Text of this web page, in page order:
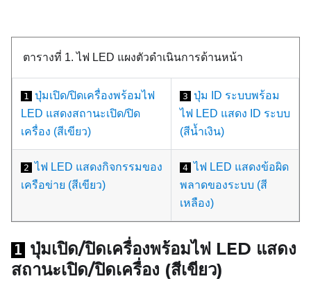
ตารางที่ 1.ไฟ LED แผงตัวดำเนินการด้านหน้า
1 ปุ่มเปิด/ปิดเครื่องพร้อมไฟ
LED แสดงสถานะเปิด/ปิด
เครื่อง (สีเขียว)
3 ปุ่ม ID ระบบพร้อม
ไฟ LED แสดง ID ระบบ
(สีน้ำเงิน)
2 ไฟ LED แสดงกิจกรรมของ
เครือข่าย (สีเขียว)
4 ไฟ LED แสดงข้อผิด
พลาดของระบบ (สี
เหลือง)
1 ปุ่มเปิด/ปิดเครื่องพร้อมไฟ LED แสดง
สถานะเปิด/ปิดเครื่อง (สีเขียว)